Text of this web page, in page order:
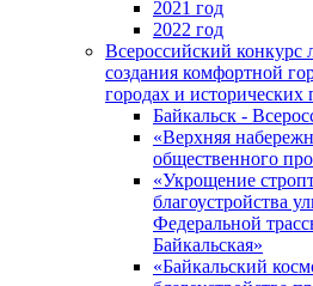
2021 год
2022 год
Всероссийский конкурс
создания комфортной
городах и исторических
Байкальск -
«Верхняя
общественного
«Укрощение
благоустройства
Федеральной
Байкальская»
«Байкальский